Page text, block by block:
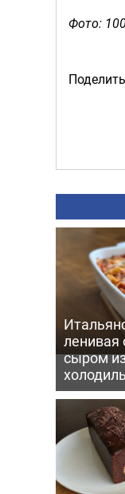
Фото:
ленивая
сыром